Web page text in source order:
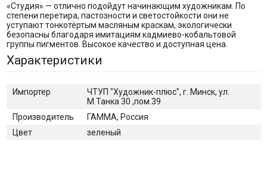
«Студия» — отлично подойдут начинающим художникам. По
степени перетира, пастозности и светостойкости они не
уступают тонкотёртым масляным краскам, экологически
безопасны благодаря имитациям кадмиево-кобальтовой
группы пигментов. Высокое качество и доступная цена.
Характеристики
Импортер
ЧТУП "Художник-плюс", г. Минск, ул.
М.Танка 30 ,пом.39
Производитель
ГАММА, Россия
Цвет
зеленый